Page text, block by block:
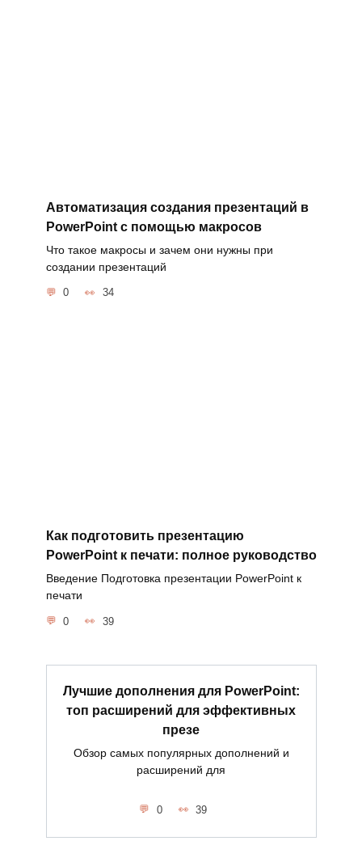
Автоматизация создания презентаций в
PowerPoint с помощью макросов
Что такое макросы и зачем они нужны при
создании презентаций
0 34
Как подготовить презентацию
PowerPoint к печати: полное руководство
Введение Подготовка презентации PowerPoint к
печати
0 39
Лучшие дополнения для PowerPoint:
топ расширений для эффективных
презе
Обзор самых популярных дополнений и
расширений для
0 39